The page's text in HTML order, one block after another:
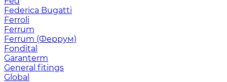
Federica Bugatti
Ferroli
Ferrum
Ferrum (Феррум)
Fondital
Garanterm
General fitings
Global